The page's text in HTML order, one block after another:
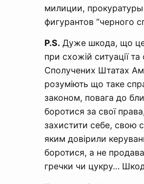
милиции, прокуратуры
фигурантов “черного
P.S. Дуже шкода, що це
при схожій ситуації
Сполучених Штатах
розуміють що таке
законом, повага до
боротися за свої
захистити себе, свою
яким довірили
боротися, а не
гречки чи цукру…